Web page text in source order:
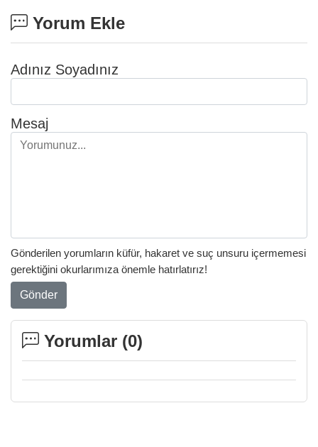
Yorum Ekle
Adınız Soyadınız
Mesaj
Gönderilen yorumların küfür, hakaret ve suç unsuru içermemesi
gerektiğini okurlarımıza önemle hatırlatırız!
Gönder
Yorumlar (0)